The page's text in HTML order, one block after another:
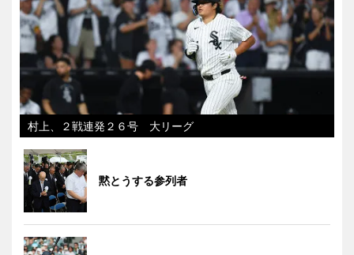
村上、２戦連発２６号 大リーグ
黙とうする参列者